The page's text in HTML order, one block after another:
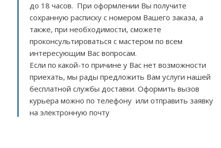
до 18 часов. При оформлении Вы получите
сохранную расписку с номером Вашего заказа, а
также, при необходимости, сможете
проконсультироваться с мастером по всем
интересующим Вас вопросам.
Если по какой-то причине у Вас нет возможности
приехать, мы рады предложить Вам услуги нашей
бесплатной службы доставки. Оформить вызов
курьера можно по телефону или отправить заявку
на электронную почту